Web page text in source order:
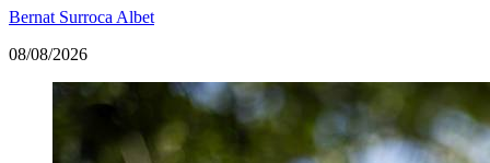
Bernat Surroca Albet
08/08/2026